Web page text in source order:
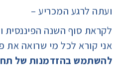
ועתה לרגע המכריע –
לקראת סוף השנה
אני קורא לכל מי שרואה את
להשתמש בהזדמנות של